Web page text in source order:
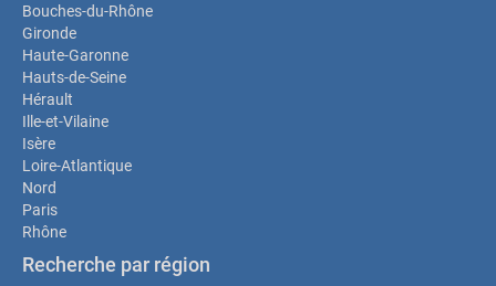
Bouches-du-Rhône
Gironde
Haute-Garonne
Hauts-de-Seine
Hérault
Ille-et-Vilaine
Isère
Loire-Atlantique
Nord
Paris
Rhône
Recherche par région